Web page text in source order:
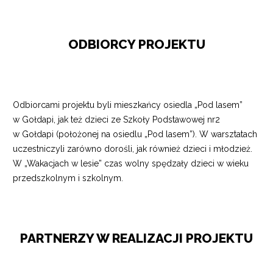
ODBIORCY PROJEKTU
Odbiorcami projektu byli mieszkańcy osiedla „Pod lasem”
w Gołdapi, jak też dzieci ze Szkoły Podstawowej nr2
w Gołdapi (położonej na osiedlu „Pod lasem”). W warsztatach
uczestniczyli zarówno dorośli, jak również dzieci i młodzież.
W „Wakacjach w lesie” czas wolny spędzały dzieci w wieku
przedszkolnym i szkolnym.
PARTNERZY W REALIZACJI PROJEKTU